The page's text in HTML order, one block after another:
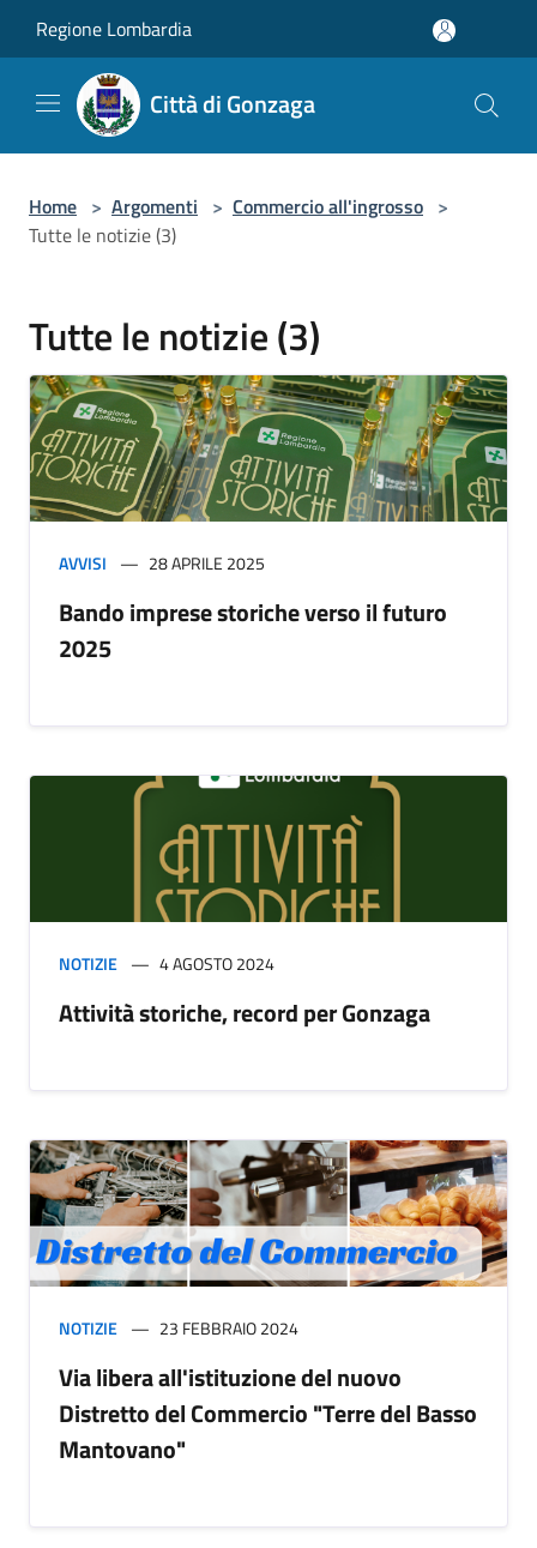
Regione Lombardia
Città di Gonzaga
Home > Argomenti > Commercio all'ingrosso >
Tutte le notizie (3)
Tutte le notizie (3)
AVVISI 28 APRILE 2025
Bando imprese storiche verso il futuro
2025
NOTIZIE 4 AGOSTO 2024
Attività storiche, record per Gonzaga
NOTIZIE 23 FEBBRAIO 2024
Via libera all'istituzione del nuovo
Distretto del Commercio "Terre del Basso
Mantovano"